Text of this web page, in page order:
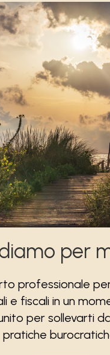
per
professionale
e fiscali in un
per sollevarti
pratiche